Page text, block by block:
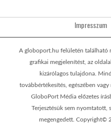
Impresszum
A globoport.hu felületén található
grafikai megjelenítést, az
kizárólagos tulajdona.
továbbértékesítés, egészében
GloboPort Média előzetes
Terjesztésük sem nyomtatott,
megengedett. Copyright©